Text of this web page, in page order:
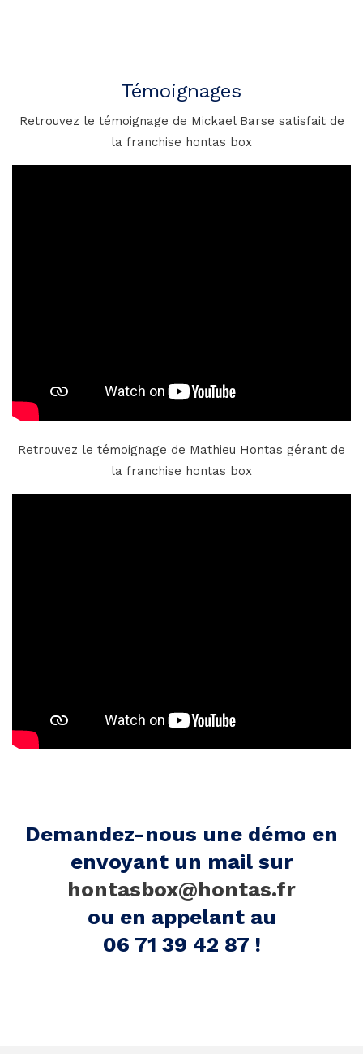
Témoignages
Retrouvez le témoignage de Mickael Barse satisfait de
la franchise hontas box
Retrouvez le témoignage de Mathieu Hontas gérant de
la franchise hontas box
Demandez-nous une démo en
envoyant un mail sur
hontasbox@hontas.fr
ou en appelant au
06 71 39 42 87 !